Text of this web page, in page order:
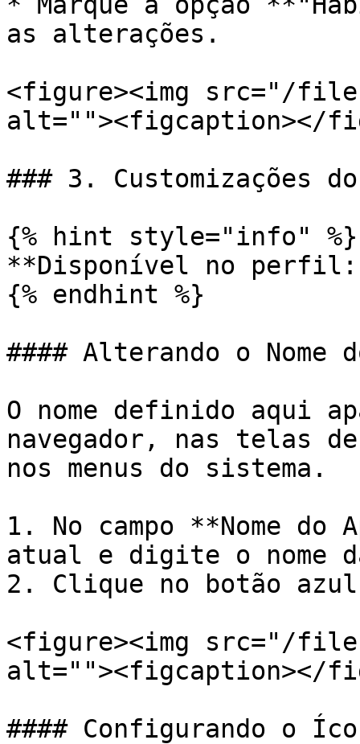
as alterações.
<figure><img src="/files/
alt=""><figcaption></
### 3. Customizações
{% hint style="info" %}
**Disponível no perfil:
{% endhint %}
#### Alterando o Nome
O nome definido aqui
navegador, nas telas
nos menus do sistema.
1. No campo **Nome
atual e digite o nome
2. Clique no botão
<figure><img src="/
alt=""><figcaption></
#### Configurando o